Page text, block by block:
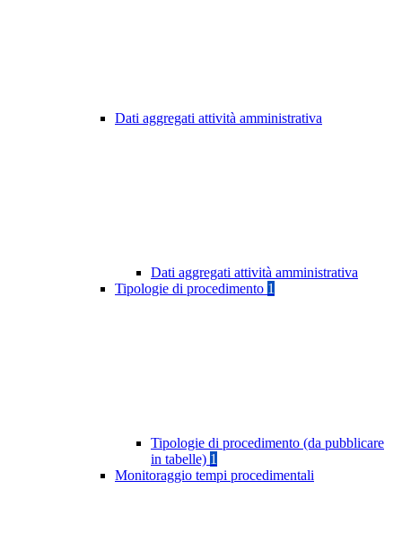
Dati aggregati attività amministrativa
Dati aggregati attività amministrativa
Tipologie di procedimento 1
Tipologie di procedimento (da pubblicare
in tabelle) 1
Monitoraggio tempi procedimentali